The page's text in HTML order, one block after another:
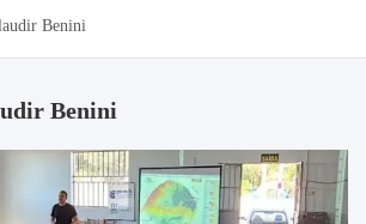
Benini
Benini